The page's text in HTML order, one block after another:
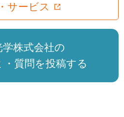
サービス
学株式会社の
・質問を投稿する